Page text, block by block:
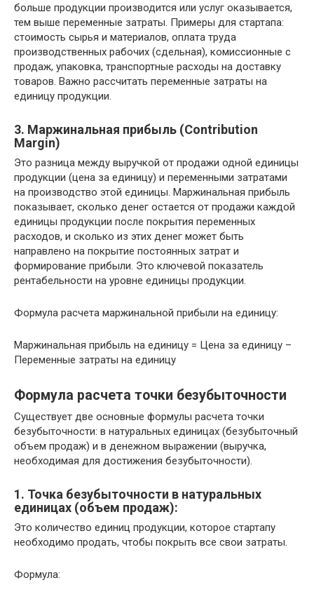
больше продукции производится или услуг оказывается,
тем выше переменные затраты. Примеры для стартапа:
стоимость сырья и материалов, оплата труда
производственных рабочих (сдельная), комиссионные с
продаж, упаковка, транспортные расходы на доставку
товаров. Важно рассчитать переменные затраты на
единицу продукции.
3. Маржинальная прибыль (Contribution
Margin)
Это разница между выручкой от продажи одной единицы
продукции (цена за единицу) и переменными затратами
на производство этой единицы. Маржинальная прибыль
показывает, сколько денег остается от продажи каждой
единицы продукции после покрытия переменных
расходов, и сколько из этих денег может быть
направлено на покрытие постоянных затрат и
формирование прибыли. Это ключевой показатель
рентабельности на уровне единицы продукции.
Формула расчета маржинальной прибыли на единицу:
Маржинальная прибыль на единицу = Цена за единицу –
Переменные затраты на единицу
Формула расчета точки безубыточности
Существует две основные формулы расчета точки
безубыточности: в натуральных единицах (безубыточный
объем продаж) и в денежном выражении (выручка,
необходимая для достижения безубыточности).
1. Точка безубыточности в натуральных
единицах (объем продаж):
Это количество единиц продукции, которое стартапу
необходимо продать, чтобы покрыть все свои затраты.
Формула: